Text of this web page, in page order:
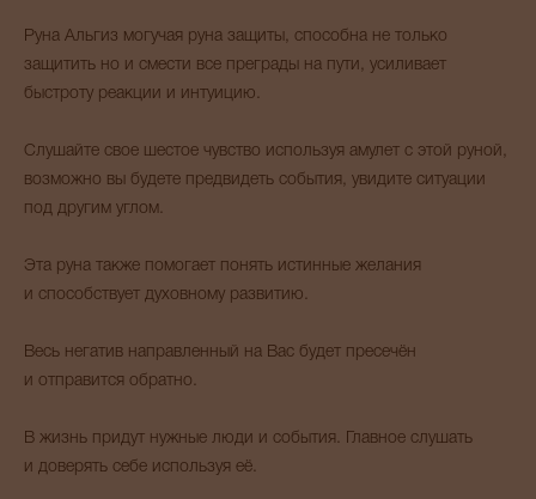
Руна Альгиз могучая руна защиты, способна не только
защитить но и смести все преграды на пути, усиливает
быстроту реакции и интуицию.
Слушайте свое шестое чувство используя амулет с этой руной,
возможно вы будете предвидеть события, увидите ситуации
под другим углом.
Эта руна также помогает понять истинные желания
и способствует духовному развитию.
Весь негатив направленный на Вас будет пресечён
и отправится обратно.
В жизнь придут нужные люди и события. Главное слушать
и доверять себе используя её.